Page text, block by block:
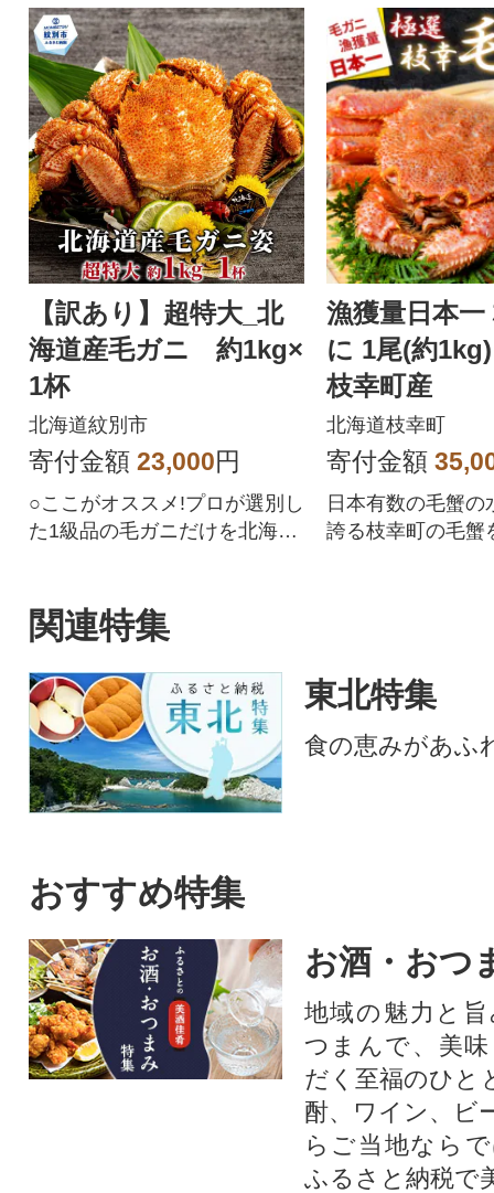
【訳あり】超特大_北
海道産毛ガニ 約1kg×
1杯
北海道紋別市
寄付金額 23,000円
○ここがオススメ!プロが選別し
た1級品の毛ガニだけを北海道
も抜群!芳醇なミソとしっとり
とした身質を、ぜひご賞味く
ださい!※お召し上がり方の説
明書付きです。○原材料・成分
毛ガニ、食塩○ご注意事項解凍
後の再凍結は、鮮度、品質劣
化の原因になりますのでおや
めください。
漁獲量日本一
に 1尾(約
枝幸町産
北海道枝幸町
寄付金額
日本有数の毛蟹の
誇る枝幸町の毛蟹
関連特集
東北特集
食の恵みがあふ
おすすめ特集
お酒・おつ
地域の魅力と
つまんで、美
だく至福のひと
酎、ワイン、ビ
らご当地なら
ふるさと納税で